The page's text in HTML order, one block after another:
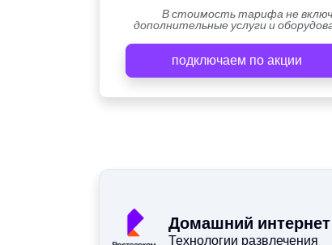
В стоимость тарифа не
дополнительные услуги и
подключаем по акции
Домашний интернет
Технологии развлечения